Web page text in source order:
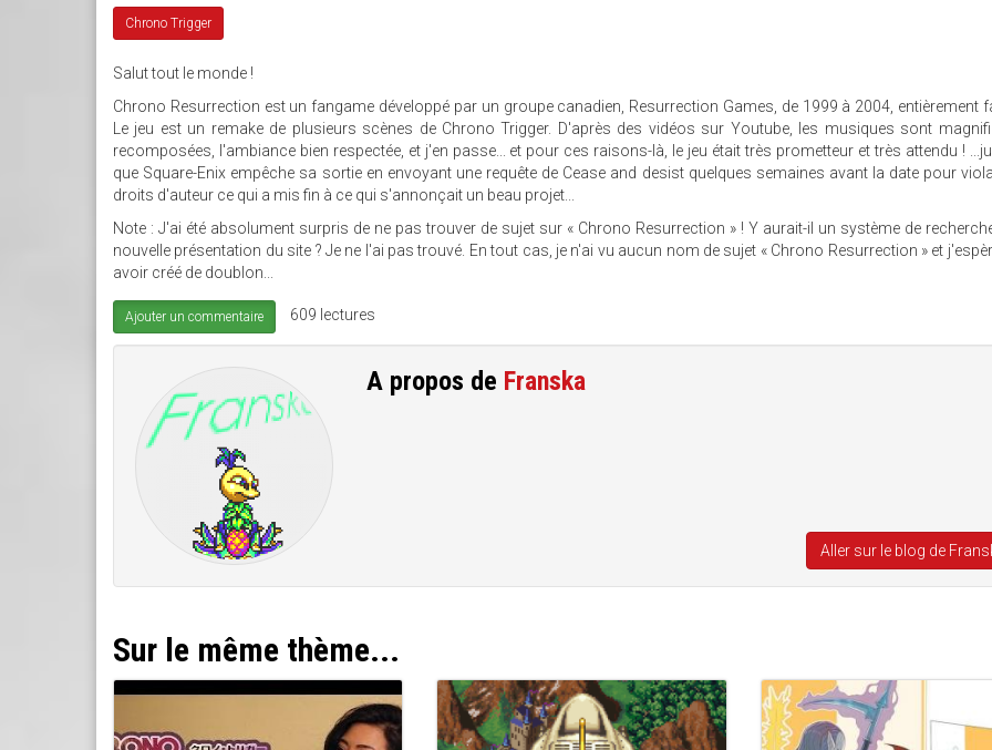
Chrono Trigger
Salut tout le monde !
Chrono Resurrection est un fangame développé par un groupe canadien, Resurrection Games, de 1999 à 2004, entièrement
Le jeu est un remake de plusieurs scènes de Chrono Trigger. D'après des vidéos sur Youtube, les musiques sont
recomposées, l'ambiance bien respectée, et j'en passe... et pour ces raisons-là, le jeu était très prometteur et très attendu !
que Square-Enix empêche sa sortie en envoyant une requête de Cease and desist quelques semaines avant la date pour
droits d'auteur ce qui a mis fin à ce qui s'annonçait un beau projet...
Note : J'ai été absolument surpris de ne pas trouver de sujet sur « Chrono Resurrection » ! Y aurait-il un système de
nouvelle présentation du site ? Je ne l'ai pas trouvé. En tout cas, je n'ai vu aucun nom de sujet « Chrono Resurrection » et
avoir créé de doublon...
Ajouter un commentaire 609 lectures
A propos de Franska
Aller sur le blog de
Sur le même thème...